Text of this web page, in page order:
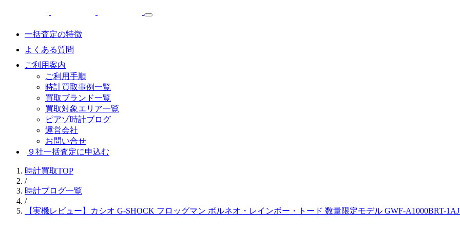
一括査定の特徴
よくある質問
ご利用案内
ご利用手順
時計買取事例一覧
買取ブランド一覧
買取対象エリア一覧
ピアゾ時計ブログ
運営会社
お問い合せ
９社一括査定に申込む
時計買取TOP
/
時計ブログ一覧
/
【実機レビュー】カシオ G-SHOCK フロッグマン ボルネオ・レインボー・トード 数量限定モデル GWF-A1000BRT-